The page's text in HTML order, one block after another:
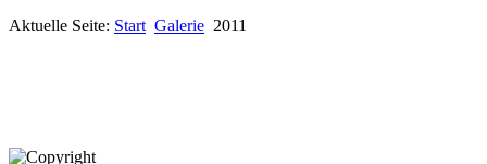
Aktuelle Seite: Start Galerie 2011